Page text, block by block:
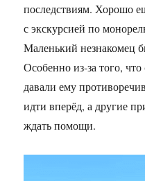
последствиям. Хорошо
с экскурсией по
Маленький незнакомец
Особенно из-за того,
давали ему
идти вперёд, а другие
ждать помощи.